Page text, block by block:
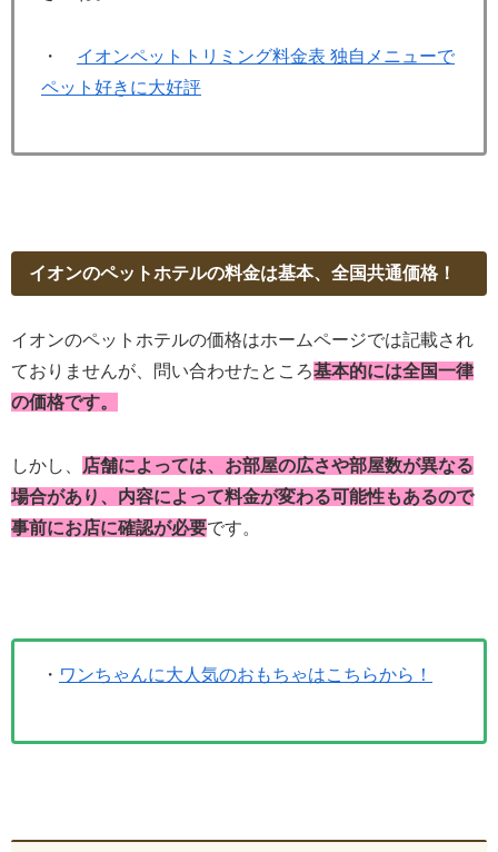
・ イオンペットトリミング料金表 独自メニューで
ペット好きに大好評
イオンのペットホテルの料金は基本、全国共通価格！
イオンのペットホテルの価格はホームページでは記載され
ておりませんが、問い合わせたところ基本的には全国一律
の価格です。
しかし、
店舗によっては、お部屋の広さや部屋数が異なる
場合があり、内容によって料金が変わる可能性もあるので
事前にお店に確認が必要です。
・ ワンちゃんに大人気のおもちゃはこちらから！